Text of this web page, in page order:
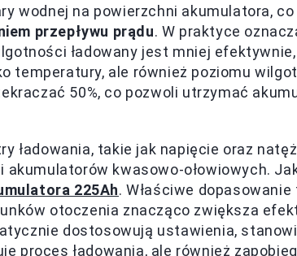
wodnej na powierzchni akumulatora,
przepływu prądu. W praktyce
ładowany jest mniej
temperatury, ale również poziomu
50%, co pozwoli utrzymać
ładowania, takie jak napięcie oraz
kwasowo-ołowiowych.
225Ah. Właściwe dopasowanie
otoczenia znacząco zwiększa
dostosowują ustawienia,
proces ładowania, ale również